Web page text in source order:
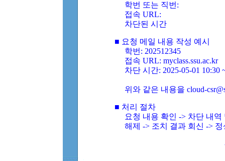
학번 또는 직번:
접속 URL:
차단된 시간
■ 요청 메일 내용 작성 예시
학번: 202512345
접속 URL: myclass.ssu.ac.kr
차단 시간: 2025-05-01 10:30
위와 같은 내용을 cloud-
■ 처리 절차
요청 내용 확인 -> 차단 내
해제 -> 조치 결과 회신 ->